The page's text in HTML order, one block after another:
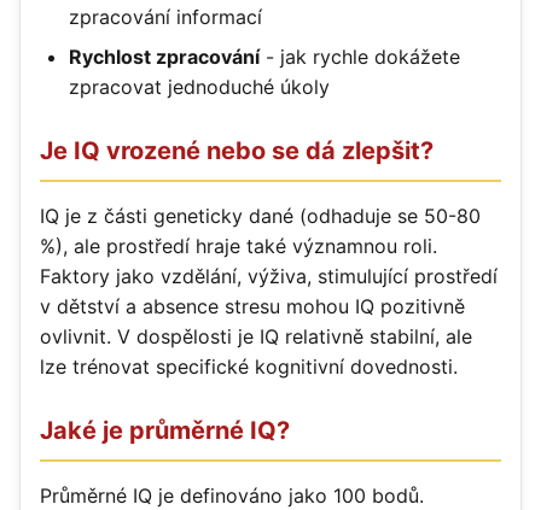
zpracování informací
Rychlost zpracování- jak rychle dokážete
zpracovat jednoduché úkoly
Je IQ vrozené nebo se dá zlepšit?
IQ je z části geneticky dané (odhaduje se 50-80
%), ale prostředí hraje také významnou roli.
Faktory jako vzdělání, výživa, stimulující prostředí
v dětství a absence stresu mohou IQ pozitivně
ovlivnit. V dospělosti je IQ relativně stabilní, ale
lze trénovat specifické kognitivní dovednosti.
Jaké je průměrné IQ?
Průměrné IQ je definováno jako 100 bodů.